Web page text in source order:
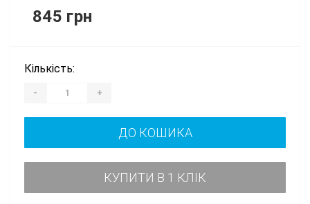
845 грн
Кількість:
- +
ДО КОШИКА
КУПИТИ В 1 КЛІК